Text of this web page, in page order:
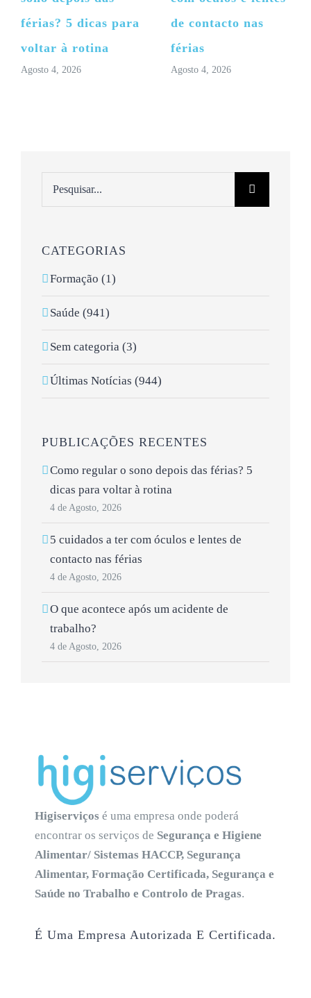
férias? 5 dicas para
voltar à rotina
Agosto 4, 2026
de contacto nas
férias
Agosto 4, 2026
CATEGORIAS
Formação (1)
Saúde (941)
Sem categoria (3)
Últimas Notícias (944)
PUBLICAÇÕES RECENTES
Como regular o sono depois das férias? 5
dicas para voltar à rotina
4 de Agosto, 2026
5 cuidados a ter com óculos e lentes de
contacto nas férias
4 de Agosto, 2026
O que acontece após um acidente de
trabalho?
4 de Agosto, 2026
Higiserviços é uma empresa onde poderá
encontrar os serviços de Segurança e Higiene
Alimentar/ Sistemas HACCP, Segurança
Alimentar, Formação Certificada, Segurança e
Saúde no Trabalho e Controlo de Pragas.
É Uma Empresa Autorizada E Certificada.